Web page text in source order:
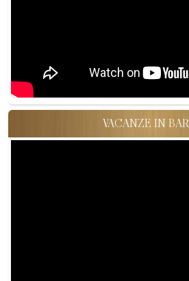
VACANZE IN